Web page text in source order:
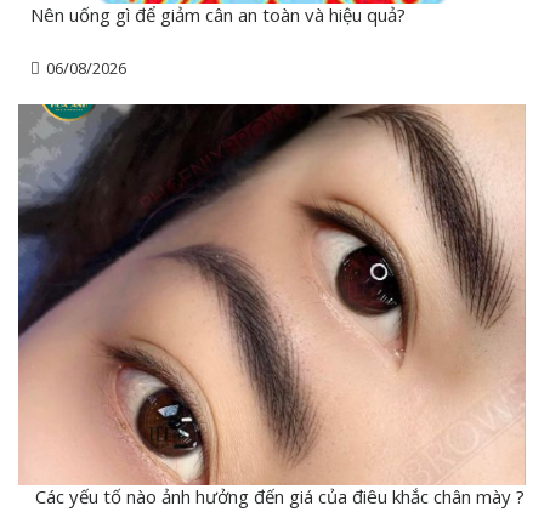
Nên uống gì để giảm cân an toàn và hiệu quả?
06/08/2026
Các yếu tố nào ảnh hưởng đến giá của điêu khắc chân mày ?